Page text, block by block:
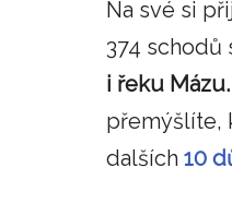
Na své si
374
i řeku Mázu.
přemýšlíte,
dalších 10